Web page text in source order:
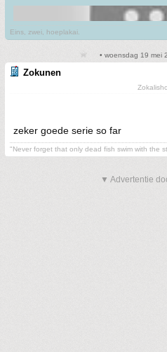
Eins, zwei, hoeplakai.
• woensdag 19 mei
Zokunen
zeker goede serie so far
"Never forget that only dead fish swim with the
▼ Advertentie